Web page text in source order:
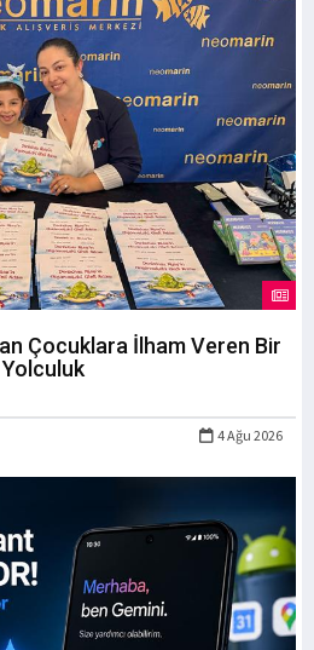
Çocuklara İlham Veren Bir
Yolculuk
4 Ağu 2026